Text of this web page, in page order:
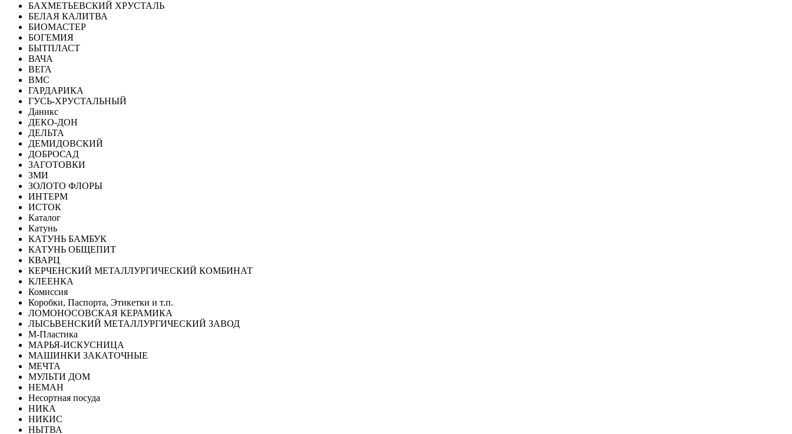
БАХМЕТЬЕВСКИЙ ХРУСТАЛЬ
БЕЛАЯ КАЛИТВА
БИОМАСТЕР
БОГЕМИЯ
БЫТПЛАСТ
ВАЧА
ВЕГА
ВМС
ГАРДАРИКА
ГУСЬ-ХРУСТАЛЬНЫЙ
Даникс
ДЕКО-ДОН
ДЕЛЬТА
ДЕМИДОВСКИЙ
ДОБРОСАД
ЗАГОТОВКИ
ЗМИ
ЗОЛОТО ФЛОРЫ
ИНТЕРМ
ИСТОК
Каталог
Катунь
КАТУНЬ БАМБУК
КАТУНЬ ОБЩЕПИТ
КВАРЦ
КЕРЧЕНСКИЙ МЕТАЛЛУРГИЧЕСКИЙ КОМБИНАТ
КЛЕЕНКА
Комиссия
Коробки, Паспорта, Этикетки и т.п.
ЛОМОНОСОВСКАЯ КЕРАМИКА
ЛЫСЬВЕНСКИЙ МЕТАЛЛУРГИЧЕСКИЙ ЗАВОД
М-Пластика
МАРЬЯ-ИСКУСНИЦА
МАШИНКИ ЗАКАТОЧНЫЕ
МЕЧТА
МУЛЬТИ ДОМ
НЕМАН
Несортная посуда
НИКА
НИКИС
НЫТВА